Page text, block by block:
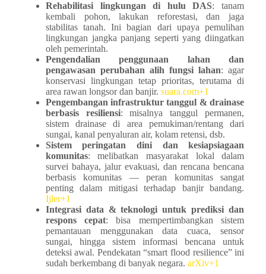
Rehabilitasi lingkungan di hulu DAS: tanam
kembali pohon, lakukan reforestasi, dan jaga
stabilitas tanah. Ini bagian dari upaya pemulihan
lingkungan jangka panjang seperti yang diingatkan
oleh pemerintah.
Pengendalian penggunaan lahan dan
pengawasan perubahan alih fungsi lahan: agar
konservasi lingkungan tetap prioritas, terutama di
area rawan longsor dan banjir. suara.com+1
Pengembangan infrastruktur tanggul & drainase
berbasis resiliensi: misalnya tanggul permanen,
sistem drainase di area pemukiman/rentang dari
sungai, kanal penyaluran air, kolam retensi, dsb.
Sistem peringatan dini dan kesiapsiagaan
komunitas: melibatkan masyarakat lokal dalam
survei bahaya, jalur evakuasi, dan rencana bencana
berbasis komunitas — peran komunitas sangat
penting dalam mitigasi terhadap banjir bandang.
Ijler+1
Integrasi data & teknologi untuk prediksi dan
respons cepat: bisa mempertimbangkan sistem
pemantauan menggunakan data cuaca, sensor
sungai, hingga sistem informasi bencana untuk
deteksi awal. Pendekatan “smart flood resilience” ini
sudah berkembang di banyak negara. arXiv+1